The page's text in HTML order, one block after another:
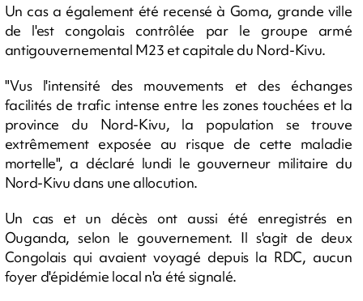
Un cas a également été recensé à Goma, grande ville
de l'est congolais contrôlée par le groupe armé
antigouvernemental M23 et capitale du Nord-Kivu.
"Vus l'intensité des mouvements et des échanges
facilités de trafic intense entre les zones touchées et la
province du Nord-Kivu, la population se trouve
extrêmement exposée au risque de cette maladie
mortelle", a déclaré lundi le gouverneur militaire du
Nord-Kivu dans une allocution.
Un cas et un décès ont aussi été enregistrés en
Ouganda, selon le gouvernement. Il s'agit de deux
Congolais qui avaient voyagé depuis la RDC, aucun
foyer d'épidémie local n'a été signalé.